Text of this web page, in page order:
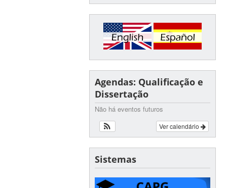
Agendas: Qualificação e
Dissertação
Não há eventos futuros
Ver calendário
Sistemas